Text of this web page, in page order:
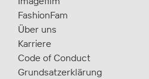
FashionFam
Über uns
Karriere
Code of Conduct
Grundsatzerklärung